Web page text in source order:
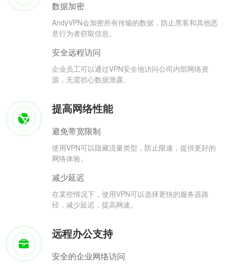
数据加密
AndyVPN会加密所有传输的数据，防止黑客和其他恶
意行为者窃取信息。
安全远程访问
企业员工可以通过VPN安全地访问公司内部网络资
源，无需担心数据泄露。
提高网络性能
避免带宽限制
使用VPN可以隐藏流量类型，防止限速，提供更好的
网络体验。
减少延迟
在某些情况下，使用VPN可以选择更快的服务器路
径，减少延迟，提高网速。
远程办公支持
安全的企业网络访问